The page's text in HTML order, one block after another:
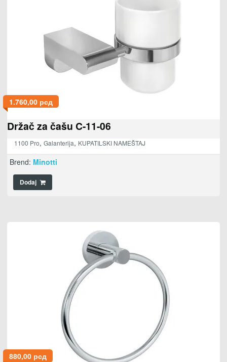
1.760,00 рсд
Držač za čašu C-11-06
1100 Pro, Galanterija, KUPATILSKI NAMEŠTAJ
Brend: Minotti
Dodaj
880,00 рсд